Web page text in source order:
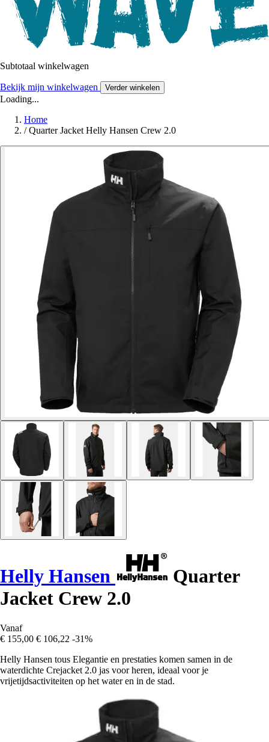
Subtotaal winkelwagen
Bekijk mijn winkelwagen Verder winkelen
Loading...
Home
/ Quarter Jacket Helly Hansen Crew 2.0
Helly Hansen
Quarter
Jacket Crew 2.0
Vanaf
€ 155,00 € 106,22 -31%
Helly Hansen tous Elegantie en prestaties komen samen in de
waterdichte Crejacket 2.0 jas voor heren, ideaal voor je
vrijetijdsactiviteiten op het water en in de stad.